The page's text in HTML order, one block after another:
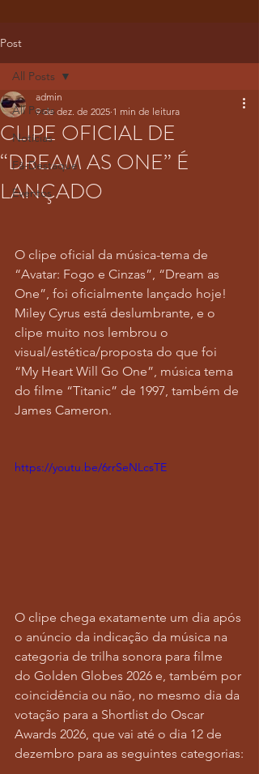
Post
All Posts
Notícias
Fã-Destaque
Eventos
All Posts
CLIPE OFICIAL DE
“DREAM AS ONE” É
LANÇADO
admin
9 de dez. de 2025 1 min de leitura
O clipe oficial da música-tema de
“Avatar: Fogo e Cinzas”, “Dream as
One”, foi oficialmente lançado hoje!
Miley Cyrus está deslumbrante, e o
clipe muito nos lembrou o
visual/estética/proposta do que foi
“My Heart Will Go One”, música tema
do filme “Titanic” de 1997, também de
James Cameron.
https://youtu.be/6rrSeNLcsTE
O clipe chega exatamente um dia após
o anúncio da indicação da música na
categoria de trilha sonora para filme
do Golden Globes 2026 e, também por
coincidência ou não, no mesmo dia da
votação para a Shortlist do Oscar
Awards 2026, que vai até o dia 12 de
dezembro para as seguintes categorias: